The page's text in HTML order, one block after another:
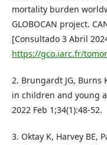
mortality burden
GLOBOCAN project.
[Consultado 3 Abril
https://gco.iarc.fr/
2. Brungardt JG, Burns
in children and young
2022 Feb 1;34(1):48-52.
3. Oktay K, Harvey BE,